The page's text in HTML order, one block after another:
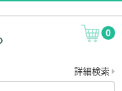
0
詳細検索